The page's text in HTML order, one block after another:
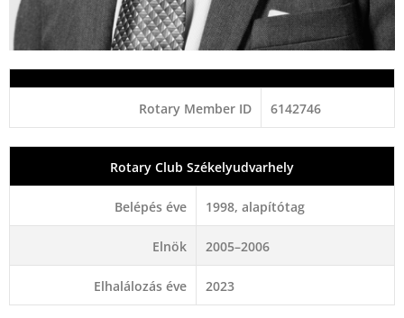
Rotary Member ID 6142746
Rotary Club Székelyudvarhely
Belépés éve 1998, alapítótag
Elnök 2005–2006
Elhalálozás éve 2023